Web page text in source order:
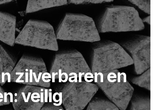
zilverbaren en
veilig